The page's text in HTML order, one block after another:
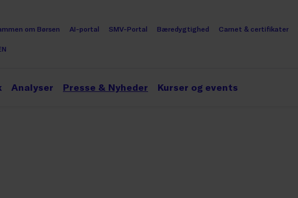
om Børsen AI-portal SMV-Portal Bæredygtighed Carnet & certifikater
Analyser Presse & Nyheder Kurser og events